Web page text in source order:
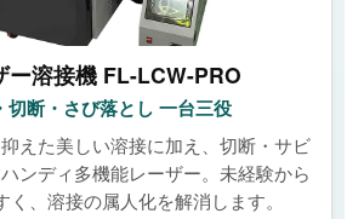
ー溶接機 FL-LCW-PRO
切断・さび落とし 一台三役
えた美しい溶接に加え、切断・サビ
ンディ多機能レーザー。未経験から
く、溶接の属人化を解消します。